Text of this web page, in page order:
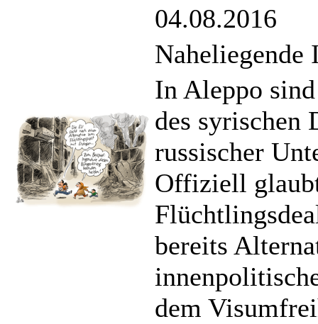
04.08.2016
Naheliegende
In Aleppo
des syrischen
russischer
Offiziell
bereits
dem